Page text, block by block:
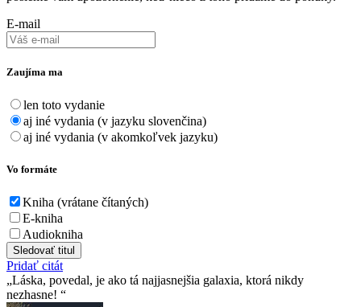
E-mail
Zaujíma ma
len toto vydanie
aj iné vydania (v jazyku slovenčina)
aj iné vydania (v akomkoľvek jazyku)
Vo formáte
Kniha (vrátane čítaných)
E-kniha
Audiokniha
Sledovať titul
Pridať citát
Láska, povedal, je ako tá najjasnejšia galaxia, ktorá nikdy
nezhasne!